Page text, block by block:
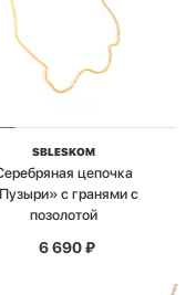
SBLESKOM
цепочка
с гранями с
позолотой
6 690₽